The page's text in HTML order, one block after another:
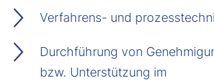
Verfahrens- und
Durchführung von
bzw. Unterstützung im